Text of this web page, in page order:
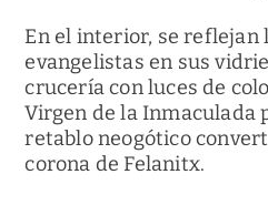
En el interior, se reflejan
evangelistas en sus
crucería con luces de
Virgen de la Inmaculada
retablo neogótico
corona de Felanitx.